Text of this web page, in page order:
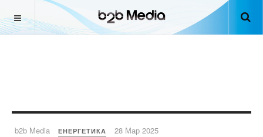
b2b Media ЕНЕРГЕТИКА 28 Мар 2025